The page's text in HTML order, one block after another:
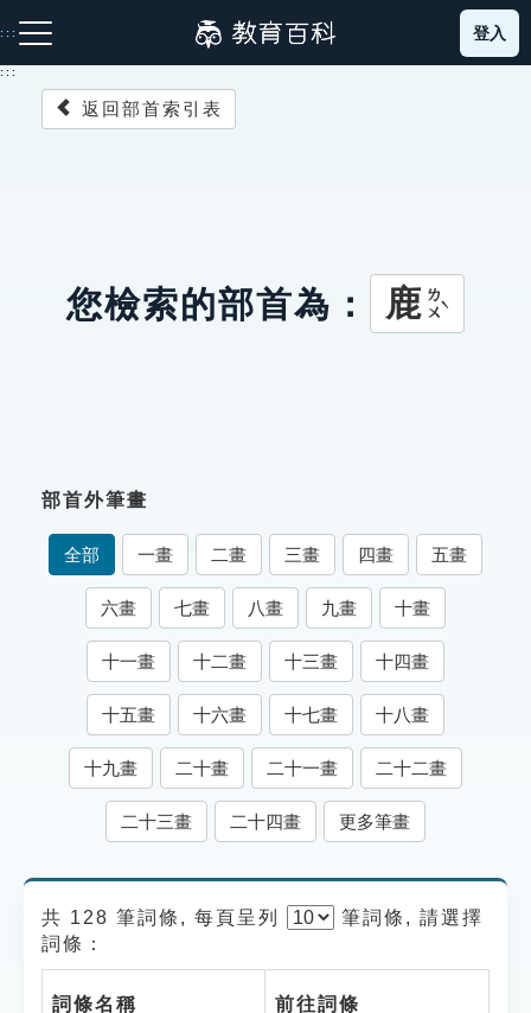
到
主
:::
成語故事
索引選單
知識索引
單字索引
生命大百科索引
遊戲專區
貓頭鷹博士
登入
:::
返回部首索引表
您檢索的部首為： 鹿ㄌㄨˋ
部首外筆畫
全部 一畫 二畫 三畫 四畫 五畫
六畫 七畫 八畫 九畫 十畫
十一畫 十二畫 十三畫 十四畫
十五畫 十六畫 十七畫 十八畫
十九畫 二十畫 二十一畫 二十二畫
二十三畫 二十四畫 更多筆畫
共 128 筆詞條, 每頁呈列 筆詞條, 請選擇
詞條：
詞條名稱 前往詞條